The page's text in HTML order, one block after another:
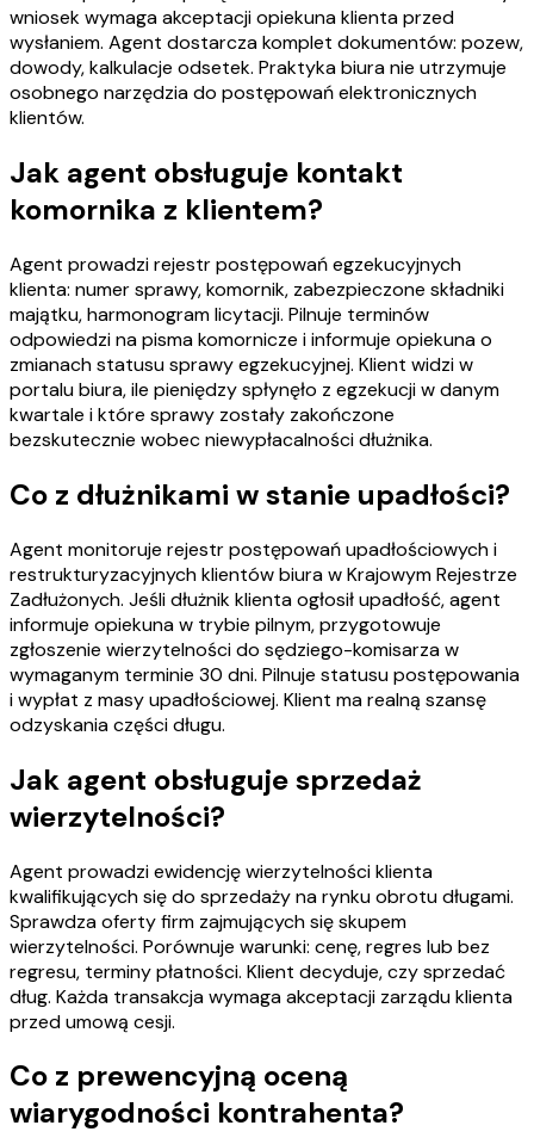
wniosek wymaga akceptacji opiekuna klienta przed
wysłaniem. Agent dostarcza komplet dokumentów: pozew,
dowody, kalkulacje odsetek. Praktyka biura nie utrzymuje
osobnego narzędzia do postępowań elektronicznych
klientów.
Jak agent obsługuje kontakt
komornika z klientem?
Agent prowadzi rejestr postępowań egzekucyjnych
klienta: numer sprawy, komornik, zabezpieczone składniki
majątku, harmonogram licytacji. Pilnuje terminów
odpowiedzi na pisma komornicze i informuje opiekuna o
zmianach statusu sprawy egzekucyjnej. Klient widzi w
portalu biura, ile pieniędzy spłynęło z egzekucji w danym
kwartale i które sprawy zostały zakończone
bezskutecznie wobec niewypłacalności dłużnika.
Co z dłużnikami w stanie upadłości?
Agent monitoruje rejestr postępowań upadłościowych i
restrukturyzacyjnych klientów biura w Krajowym Rejestrze
Zadłużonych. Jeśli dłużnik klienta ogłosił upadłość, agent
informuje opiekuna w trybie pilnym, przygotowuje
zgłoszenie wierzytelności do sędziego-komisarza w
wymaganym terminie 30 dni. Pilnuje statusu postępowania
i wypłat z masy upadłościowej. Klient ma realną szansę
odzyskania części długu.
Jak agent obsługuje sprzedaż
wierzytelności?
Agent prowadzi ewidencję wierzytelności klienta
kwalifikujących się do sprzedaży na rynku obrotu długami.
Sprawdza oferty firm zajmujących się skupem
wierzytelności. Porównuje warunki: cenę, regres lub bez
regresu, terminy płatności. Klient decyduje, czy sprzedać
dług. Każda transakcja wymaga akceptacji zarządu klienta
przed umową cesji.
Co z prewencyjną oceną
wiarygodności kontrahenta?